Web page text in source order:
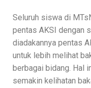
Seluruh siswa di
pentas AKSI dengan
diadakannya pentas
untuk lebih melihat
berbagai bidang. Hal
semakin kelihatan